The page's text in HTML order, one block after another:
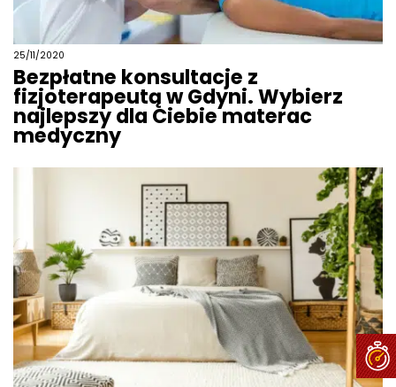
25/11/2020
Bezpłatne konsultacje z
fizjoterapeutą w Gdyni. Wybierz
najlepszy dla Ciebie materac
medyczny